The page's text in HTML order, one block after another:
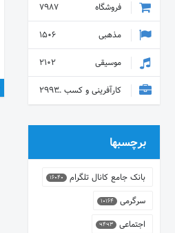
فروشگاه
7987
مذهبی
1506
موسیقی
2102
کارآفرینی و کسب و کار 2993
برچسبها
بانک جامع کانال تلگرام 16040
سرگرمی 10164
اجتماعی 9493